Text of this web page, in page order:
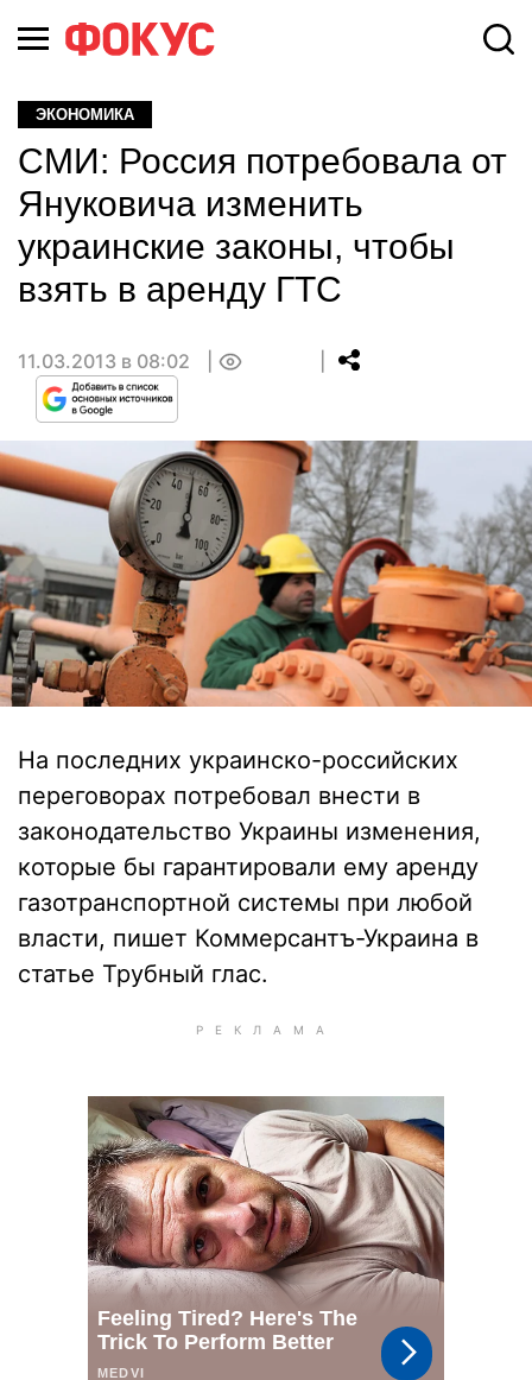
ЭКОНОМИКА
СМИ: Россия потребовала от
Януковича изменить
украинские законы, чтобы
взять в аренду ГТС
11.03.2013 в 08:02
На последних украинско-российских
переговорах потребовал внести в
законодательство Украины изменения,
которые бы гарантировали ему аренду
газотранспортной системы при любой
власти, пишет Коммерсантъ-Украина в
статье Трубный глас.